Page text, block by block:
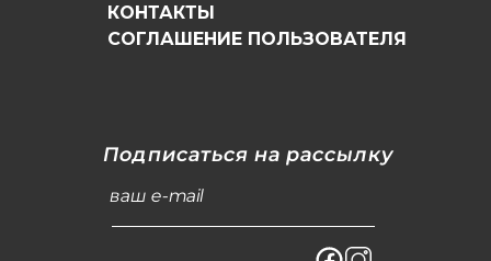
КОНТАКТЫ
СОГЛАШЕНИЕ ПОЛЬЗОВАТЕЛЯ
Подписаться на рассылку
ваш e-mail